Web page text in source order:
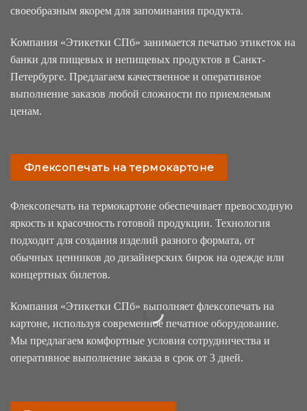
своеобразным якорем для запоминания продукта.
Компания «Этикетки СПб» занимается печатью этикеток на
банки для пищевых и непищевых продуктов в Санкт-
Петербурге. Предлагаем качественное и оперативное
выполнение заказов любой сложности по приемлемым
ценам.
Флексопечать на термокартоне
Флексопечать на термокартоне обеспечивает превосходную
яркость и красочность готовой продукции. Технология
подходит для создания изделий разного формата, от
обычных ценников до дизайнерских бирок на одежде или
концертных билетов.
Компания «Этикетки СПб» выполняет флексопечать на
картоне, используя современное печатное оборудование.
Мы предлагаем комфортные условия сотрудничества и
оперативное выполнение заказа в срок от 3 дней.